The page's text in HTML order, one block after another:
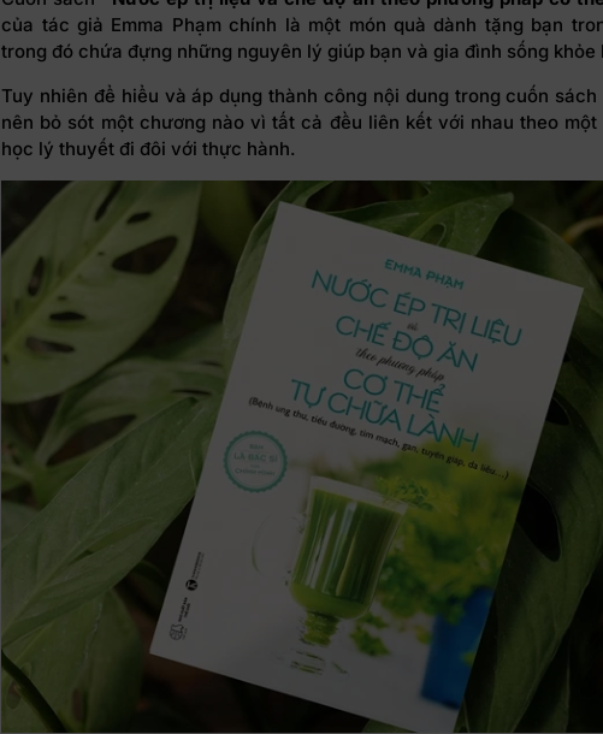
của tác giả Emma Phạm chính là một món quà dành tặng bạn
trong đó chứa đựng những nguyên lý giúp bạn và gia đình sống khỏe
Tuy nhiên để hiểu và áp dụng thành công nội dung trong cuốn sách
nên bỏ sót một chương nào vì tất cả đều liên kết với nhau theo
học lý thuyết đi đôi với thực hành.